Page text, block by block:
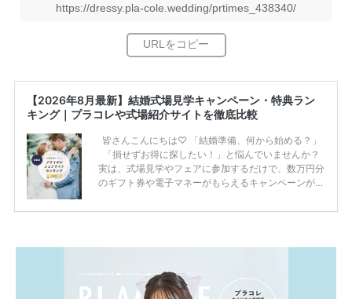
https://dressy.pla-cole.wedding/prtimes_438340/
【2026年8月最新】結婚式場見学キャンペーン・特典ラン
キング｜プラコレや式場紹介サイトを徹底比較
皆さんこんにちは♡ 「結婚準備、何から始める？」
「損せずお得に探したい！」と悩んでいませんか？
実は、式場見学やフェアに参加するだけで、数万円分
のギフト券や電子マネーがもらえるキャンペーンがあ
ため、比較せずに選ぶと損をしてしまうことも……。
一番お得？」「プラコレの特典は？」といった疑問も
解決します。 まずは診断で候補を絞れる「ウェディ